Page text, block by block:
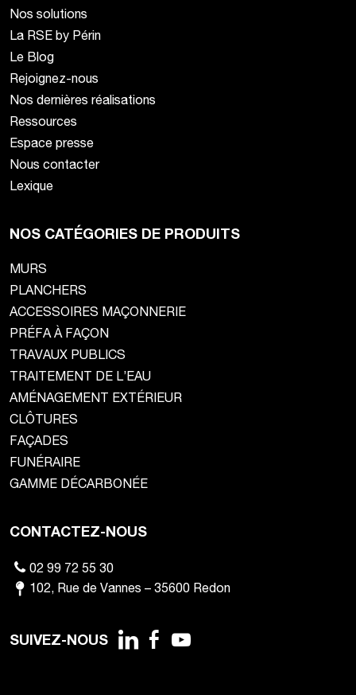
Nos solutions
La RSE by Périn
Le Blog
Rejoignez-nous
Nos dernières réalisations
Ressources
Espace presse
Nous contacter
Lexique
NOS CATÉGORIES DE PRODUITS
MURS
PLANCHERS
ACCESSOIRES MAÇONNERIE
PRÉFA À FAÇON
TRAVAUX PUBLICS
TRAITEMENT DE L’EAU
AMÉNAGEMENT EXTÉRIEUR
CLÔTURES
FAÇADES
FUNÉRAIRE
GAMME DÉCARBONÉE
CONTACTEZ-NOUS
02 99 72 55 30
102, Rue de Vannes –35600 Redon
SUIVEZ-NOUS